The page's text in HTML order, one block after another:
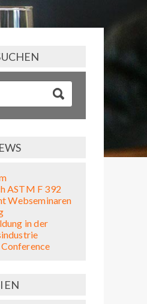
ASTM F 392
Webseminaren
in der